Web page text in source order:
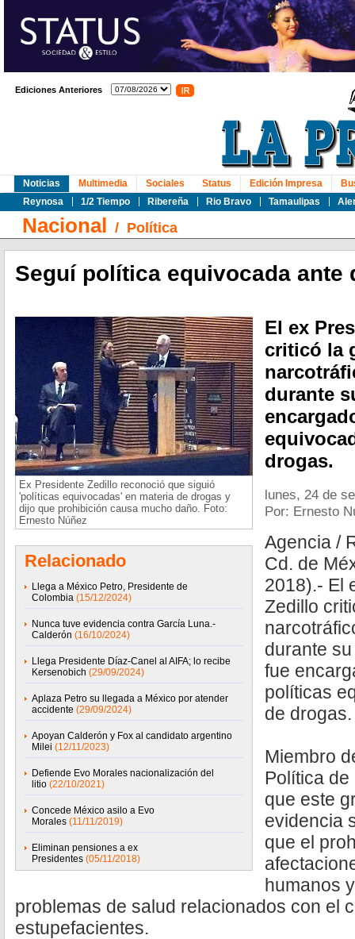
Ediciones Anteriores
Noticias
Reynosa
1/2 Tiempo Ribereña Rio Bravo Tamaulipas
Multimedia Sociales Status Edición Impresa
Nacional / Política
Seguí política equivocada ante
Ex Presidente Zedillo reconoció que siguió
'políticas equivocadas' en materia de drogas y
dijo que prohibición causa mucho daño. Foto:
Ernesto Núñez
Relacionado
Llega a México Petro, Presidente de
Colombia (15/12/2024)
Nunca tuve evidencia contra García Luna.-
Calderón (16/10/2024)
Llega Presidente Díaz-Canel al AIFA; lo recibe
Kersenobich (29/09/2024)
Aplaza Petro su llegada a México por atender
accidente (29/09/2024)
Apoyan Calderón y Fox al candidato argentino
Milei (12/11/2023)
Defiende Evo Morales nacionalización del
litio (22/10/2021)
Concede México asilo a Evo
Morales (11/11/2019)
Eliminan pensiones a ex
Presidentes (05/11/2018)
El ex
criticó la
durante
drogas.
lunes, 24 de
Por: Ernesto
Agencia /
Cd. de
2018).- El
Zedillo
durante
fue
políticas
de drogas.
Miembro
Política
que este
evidencia
que el
humanos
problemas de salud relacionados con el
estupefacientes.